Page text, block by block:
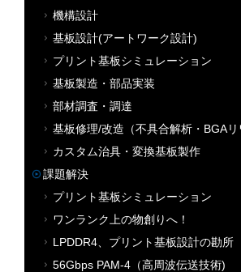
機構設計
基板設計(アートワーク設計)
プリント基板シミュレーション
基板製造・部品実装
部材調査・調達
基板修理/改造（不具合解析・BGAリ
カスタム治具・変換基板製作
課題解決
プリント基板シミュレーション
ワンランク上の物創りへ！
LPDDR4、プリント基板設計の勘所
56Gbps PAM-4（高周波伝送技術)